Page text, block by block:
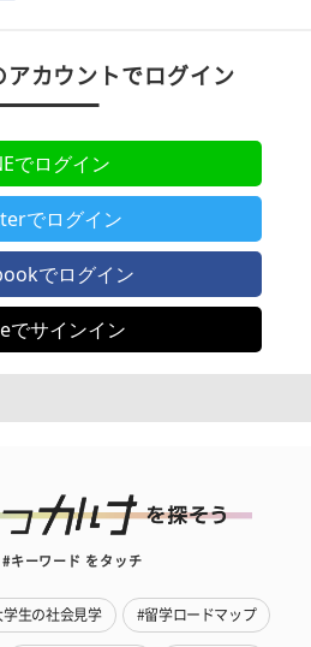
アカウントでログイン
でログイン
でログイン
でログイン
でサインイン
キーワード をタッチ
学生の社会見学 #留学ロードマップ